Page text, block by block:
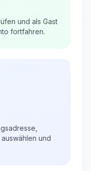
und als Gast
fortfahren.
und